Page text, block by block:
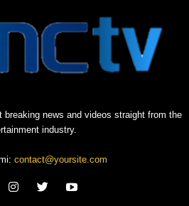
news and videos straight from the
industry.
contact@yoursite.com